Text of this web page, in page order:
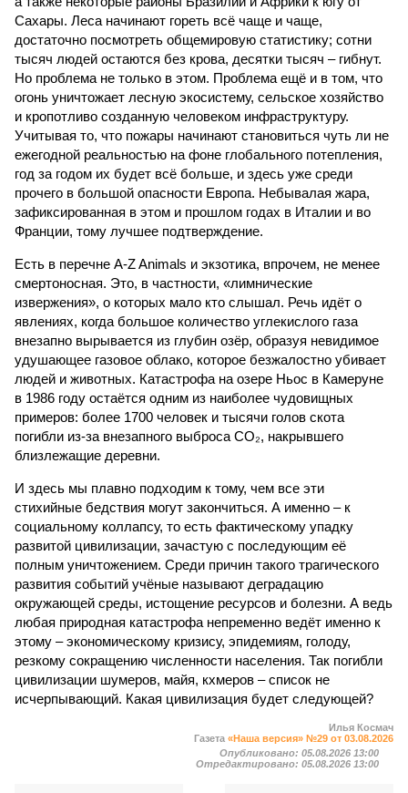
Сахары. Леса начинают гореть всё чаще и чаще,
достаточно посмотреть общемировую статистику; сотни
тысяч людей остаются без крова, десятки тысяч – гибнут.
Но проблема не только в этом. Проблема ещё и в том, что
огонь уничтожает лесную экосистему, сельское хозяйство
и кропотливо созданную человеком инфраструктуру.
Учитывая то, что пожары начинают становиться чуть ли не
ежегодной реальностью на фоне глобального потепления,
год за годом их будет всё больше, и здесь уже среди
прочего в большой опасности Европа. Небывалая жара,
зафиксированная в этом и прошлом годах в Италии и во
Франции, тому лучшее подтверждение.
Есть в перечне A-Z Animals и экзотика, впрочем, не менее
смертоносная. Это, в частности, «лимнические
извержения», о которых мало кто слышал. Речь идёт о
явлениях, когда большое количество углекислого газа
внезапно вырывается из глубин озёр, образуя невидимое
удушающее газовое облако, которое безжалостно убивает
людей и животных. Катастрофа на озере Ньос в Камеруне
в 1986 году остаётся одним из наиболее чудовищных
примеров: более 1700 человек и тысячи голов скота
погибли из-за внезапного выброса CO₂, накрывшего
близлежащие деревни.
И здесь мы плавно подходим к тому, чем все эти
стихийные бедствия могут закончиться. А именно – к
социальному коллапсу, то есть фактическому упадку
развитой цивилизации, зачастую с последующим её
полным уничтожением. Среди причин такого трагического
развития событий учёные называют деградацию
окружающей среды, истощение ресурсов и болезни. А ведь
любая природная катастрофа непременно ведёт именно к
этому – экономическому кризису, эпидемиям, голоду,
резкому сокращению численности населения. Так погибли
цивилизации шумеров, майя, кхмеров – список не
исчерпывающий. Какая цивилизация будет следующей?
Илья Космач
Газета «Наша версия» №29 от 03.08.2026
Опубликовано: 05.08.2026 13:00
Отредактировано: 05.08.2026 13:00